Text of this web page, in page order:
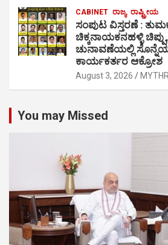
CABINET ರಾಜ್ಯ ರಾಷ್ಟ್ರೀಯ
ಸಂಪುಟ ವಿಸ್ತರಣೆ :
ಚಿಕ್ಕನಾಯಕನಹಳ್ಳಿ
ಚುನಾವಣೆಯಲ್ಲಿ
ಕಾರ್ಯಕರ್ತರ ಆಕ್ರೋಶ
August 3, 2026
You may Missed